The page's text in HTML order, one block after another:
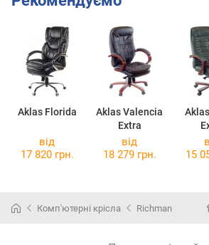
Aklas Florida
Aklas Valencia
Extra
від
17 820 грн.
від
18 279 грн.
15
Комп'ютерні крісла Richman